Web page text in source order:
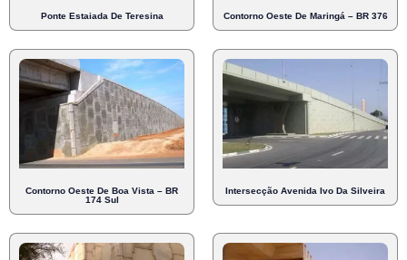
Ponte Estaiada De Teresina Contorno Oeste De Maringá – BR 376
Contorno Oeste De Boa Vista – BR
174 Sul
Intersecção Avenida Ivo Da Silveira